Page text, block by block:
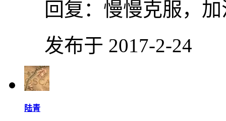
回复： 慢慢克服，加
发布于 2017-2-24
陆青